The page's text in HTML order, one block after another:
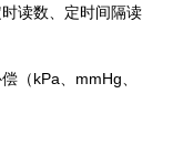
读数、定时间隔读
（kPa、mmHg、